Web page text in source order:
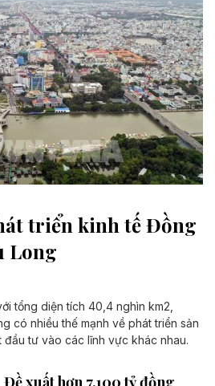
triển kinh tế Đồng
Long
tổng diện tích 40,4 nghìn km2,
có nhiều thế mạnh về phát triển sản
tư vào các lĩnh vực khác nhau.
Đề xuất hơn 7.100 tỷ đồng